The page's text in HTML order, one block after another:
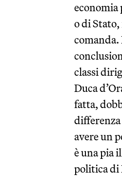
economia
o di
comanda.
classi
Duca
fatta,
differenza
avere un
è una pia
politica di